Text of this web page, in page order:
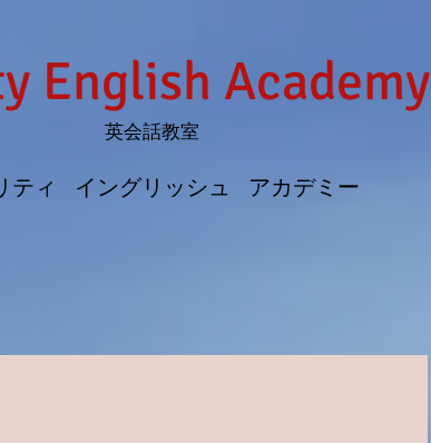
English Academy
英会話教室
ティ イングリッシュ アカデミー